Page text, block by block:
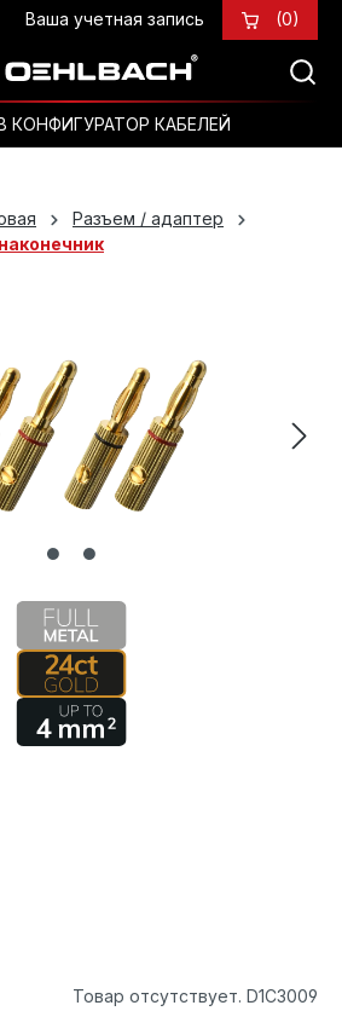
содержанию
Ваша учетная запись (0)
КОНФИГУРАТОР КАБЕЛЕЙ
Разъем / адаптер
Товар отсутствует. D1C3009